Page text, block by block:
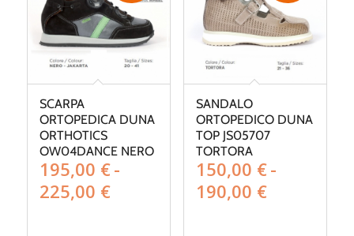
SCARPA
ORTOPEDICA DUNA
ORTHOTICS
OW04DANCE NERO
195,00 €-
225,00 €Fascia
SANDALO
ORTOPEDICO DUNA
TOP JS05707
TORTORA
150,00 €-
190,00 €Fascia